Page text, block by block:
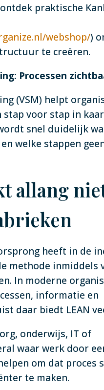
praktische
webshop/)
te creëren.
Processen
(VSM) helpt
stap voor stap in
snel duidelijk
welke stappen
allang
heeft in de
methode inmiddels
In moderne
informatie en
daar biedt LEAN
onderwijs, IT of
waar werk door
om dat proces
te maken.